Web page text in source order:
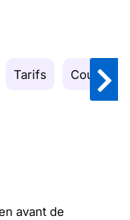
Tarifs Couleurs
avant de